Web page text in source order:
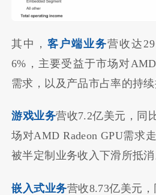
其中，客户端业务营收达
6%，主要受益于市场对
需求，以及产品市占率的持续
游戏业务营收7.2亿美元，同
场对AMD Radeon GPU需求
被半定制业务收入下滑所抵消
嵌入式业务营收8.73亿美元